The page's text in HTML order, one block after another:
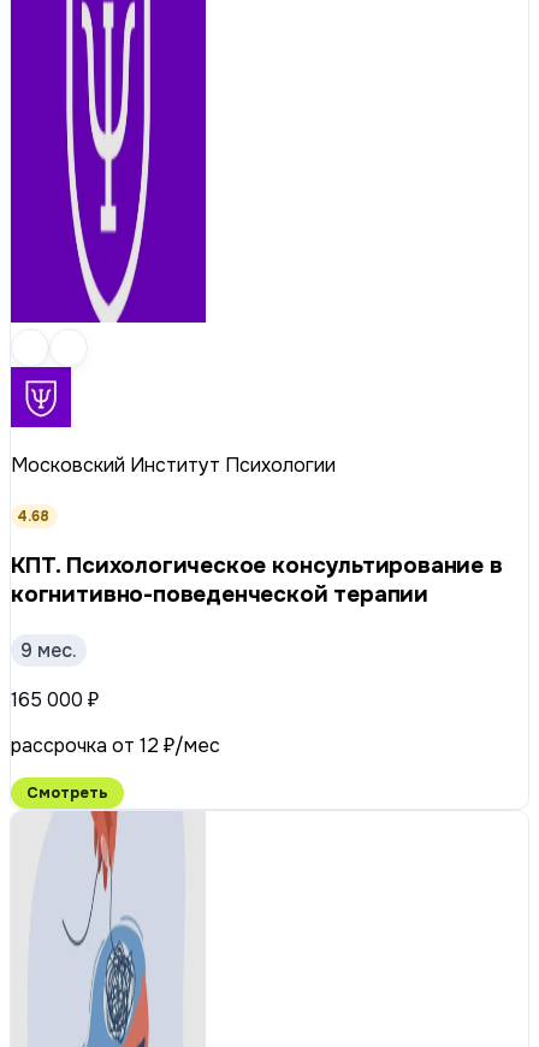
Московский Институт Психологии
4.68
КПТ. Психологическое консультирование в
когнитивно-поведенческой терапии
9 мес.
165 000 ₽
рассрочка от 12 ₽/мес
Смотреть